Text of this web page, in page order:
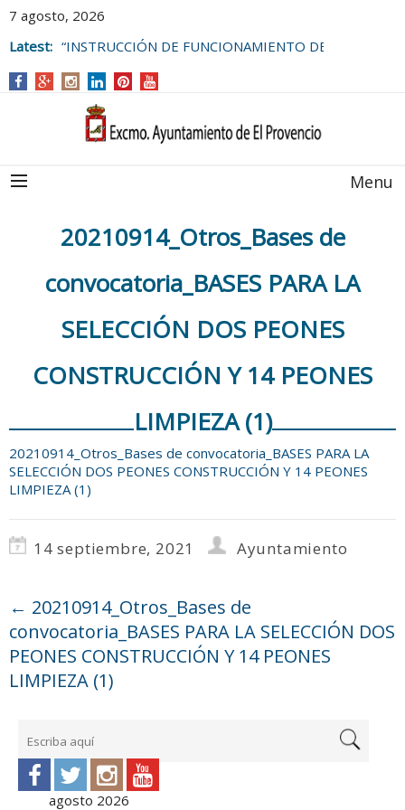
7 agosto, 2026
Latest: “INSTRUCCIÓN DE FUNCIONAMIENTO DE
AYUNTAMIENTO DE EL PROVENCIO
Menu
20210914_Otros_Bases de
convocatoria_BASES PARA LA
SELECCIÓN DOS PEONES
CONSTRUCCIÓN Y 14 PEONES
LIMPIEZA (1)
20210914_Otros_Bases de convocatoria_BASES PARA LA
SELECCIÓN DOS PEONES CONSTRUCCIÓN Y 14 PEONES
LIMPIEZA (1)
14 septiembre, 2021 Ayuntamiento
← 20210914_Otros_Bases de
convocatoria_BASES PARA LA SELECCIÓN DOS
PEONES CONSTRUCCIÓN Y 14 PEONES
LIMPIEZA (1)
agosto 2026